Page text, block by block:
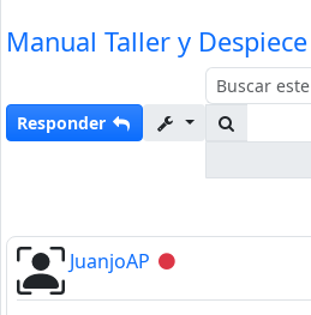
Manual Taller y Despiece
Responder
JuanjoAP Desconectado